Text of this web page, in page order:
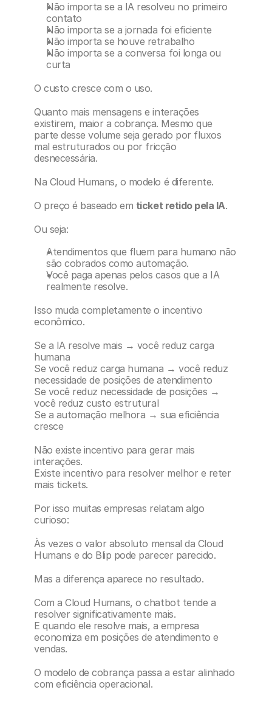
Não importa se a IA resolveu no primeiro
contato
Não importa se a jornada foi eficiente
Não importa se houve retrabalho
Não importa se a conversa foi longa ou
curta
O custo cresce com o uso.
Quanto mais mensagens e interações
existirem, maior a cobrança. Mesmo que
parte desse volume seja gerado por fluxos
mal estruturados ou por fricção
desnecessária.
Na Cloud Humans, o modelo é diferente.
O preço é baseado em ticket retido pela IA.
Ou seja:
Atendimentos que fluem para humano não
são cobrados como automação.
Você paga apenas pelos casos que a IA
realmente resolve.
Isso muda completamente o incentivo
econômico.
Se a IA resolve mais → você reduz carga
humana
Se você reduz carga humana → você reduz
necessidade de posições de atendimento
Se você reduz necessidade de posições →
você reduz custo estrutural
Se a automação melhora → sua eficiência
cresce
Não existe incentivo para gerar mais
interações.
Existe incentivo para resolver melhor e reter
mais tickets.
Por isso muitas empresas relatam algo
curioso:
Às vezes o valor absoluto mensal da Cloud
Humans e do Blip pode parecer parecido.
Mas a diferença aparece no resultado.
Com a Cloud Humans, o chatbot tende a
resolver significativamente mais.
E quando ele resolve mais, a empresa
economiza em posições de atendimento e
vendas.
O modelo de cobrança passa a estar alinhado
com eficiência operacional.